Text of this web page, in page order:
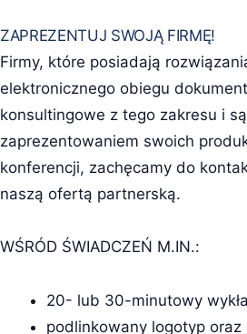
ZAPREZENTUJ SWOJĄ FIRMĘ!
Firmy, które posiadają
elektronicznego obiegu
konsultingowe z tego zakresu i
zaprezentowaniem swoich
konferencji, zachęcamy do
naszą ofertą partnerską.
WŚRÓD ŚWIADCZEŃ M.IN.:
20- lub 30-minutowy
podlinkowany logotyp